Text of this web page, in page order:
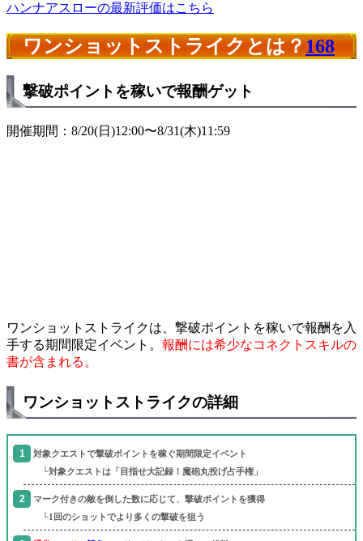
ハンナアスローの最新評価はこちら
ワンショットストライクとは？168
撃破ポイントを稼いで報酬ゲット
開催期間：8/20(日)12:00〜8/31(木)11:59
ワンショットストライクは、撃破ポイントを稼いで報酬を入
手する期間限定イベント。 報酬には希少なコネクトスキルの
書が含まれる。
ワンショットストライクの詳細
対象クエストで撃破ポイントを稼ぐ期間限定イベント
└対象クエストは「目指せ大記録！魔砲丸投げ占手権」
マーク付きの敵を倒した数に応じて、撃破ポイントを獲得
└1回のショットでより多くの撃破を狙う